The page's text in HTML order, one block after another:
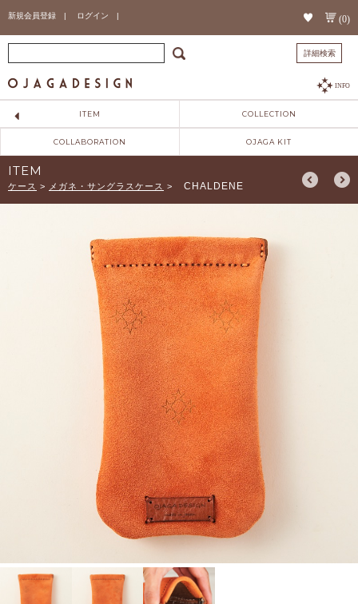
新規会員登録 | ログイン | (0)
詳細検索
INFO
ITEM COLLECTION
COLLABORATION OJAGA KIT
ITEM
ケース > メガネ・サングラスケース > CHALDENE